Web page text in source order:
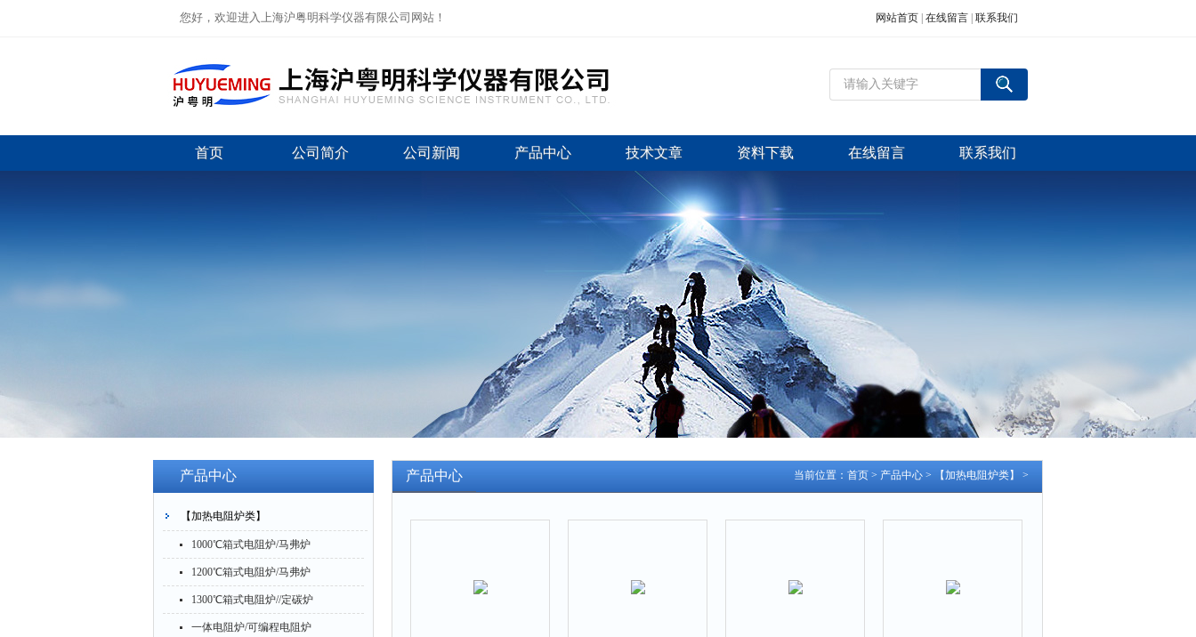
您好，欢迎进入上海沪粤明科学仪器有限公司网站！ 网站首页 在线留言 联系我们
首页 公司简介 公司新闻 产品中心 技术文章 资料下载 在线留言 联系我们
产品中心
【加热电阻炉类】
1000℃箱式电阻炉/马弗炉
1200℃箱式电阻炉/马弗炉
1300℃箱式电阻炉//定碳炉
一体电阻炉/可编程电阻炉
当前位置： 首页 > 产品中心 > 【加热电阻炉类】 >
产品中心